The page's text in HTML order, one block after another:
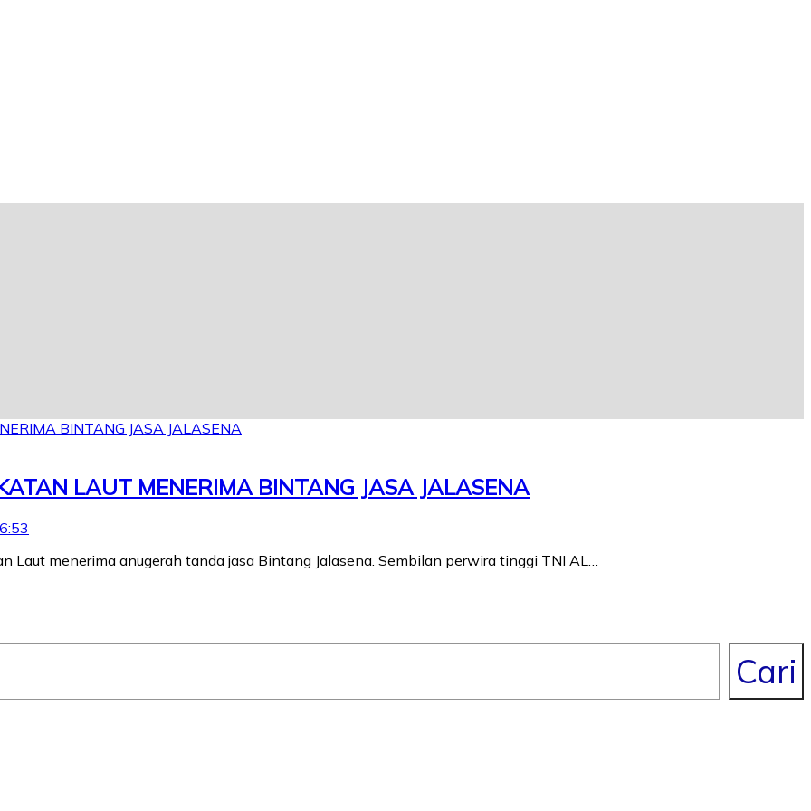
LAUT MENERIMA BINTANG JASA JALASENA
menerima anugerah tanda jasa Bintang Jalasena. Sembilan perwira tinggi TNI AL…
Cari